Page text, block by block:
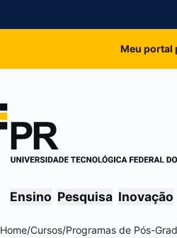
Meu portal
Ensino Pesquisa Inovação
Home/Cursos/Programas de Pós-